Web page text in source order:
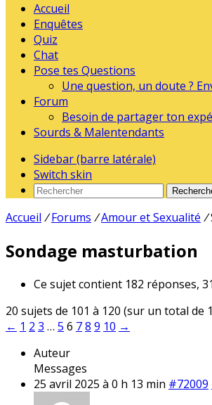
Accueil
Enquêtes
Quiz
Chat
Pose tes Questions
Une question, un doute ?
Forum
Besoin de partager ton
Sourds & Malentendants
Sidebar (barre latérale)
Switch skin
Accueil / Forums /Amour et Sexualité /
Sondage masturbation
Ce sujet contient 182 réponses,
20 sujets de 101 à 120 (sur un total de
← 1 2 3 … 5 6 78 9 10 →
Auteur
Messages
25 avril 2025 à 0 h 13 min #72009